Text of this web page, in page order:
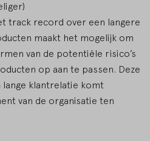
track record over een langere
maakt het mogelijk om
van de potentiële risico’s
op aan te passen. Deze
klantrelatie komt
van de organisatie ten